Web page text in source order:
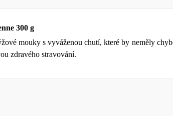
300 g
mouky s vyváženou chutí, které by neměly
zdravého stravování.